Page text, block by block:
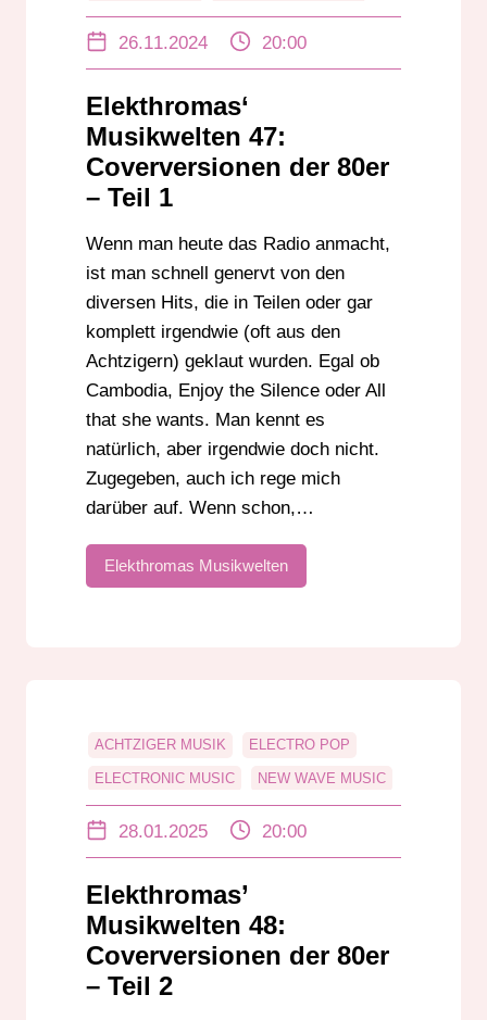
26.11.2024 20:00
Elekthromas‘
Musikwelten 47:
Coverversionen der 80er
– Teil 1
Wenn man heute das Radio anmacht,
ist man schnell genervt von den
diversen Hits, die in Teilen oder gar
komplett irgendwie (oft aus den
Achtzigern) geklaut wurden. Egal ob
Cambodia, Enjoy the Silence oder All
that she wants. Man kennt es
natürlich, aber irgendwie doch nicht.
Zugegeben, auch ich rege mich
darüber auf. Wenn schon,…
Elekthromas Musikwelten
ACHTZIGER MUSIK ELECTRO POP
ELECTRONIC MUSIC NEW WAVE MUSIC
28.01.2025 20:00
Elekthromas’
Musikwelten 48:
Coverversionen der 80er
– Teil 2